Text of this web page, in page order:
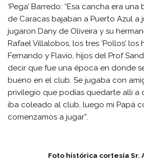
‘Pega’ Barredo: “Esa cancha era
de Caracas bajaban a Puerto Azul a
jugaron Dany de Oliveira y su
Rafael Villalobos, los tres ‘Pollos’ los
Fernando y Flavio, hijos del Prof
decir que fue una época en donde
bueno en el club. Se jugaba con
privilegio que podías quedarte allí a
iba coleado al club, luego mi Papá
comenzamos a jugar”.
Foto histórica cortesía Sr.